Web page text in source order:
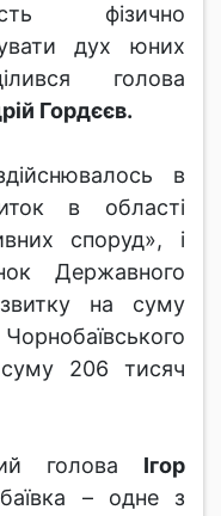
фізично
дух юних
голова
Гордєєв.
в
в області
споруд», і
Державного
на суму
206 тисяч
голова Ігор
– одне з